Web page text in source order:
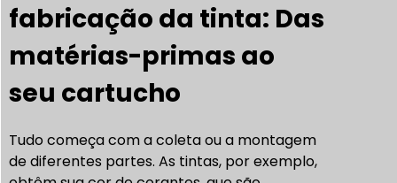
fabricação da tinta: Das
matérias-primas ao
seu cartucho
Tudo começa com a coleta ou a montagem
de diferentes partes. As tintas, por exemplo,